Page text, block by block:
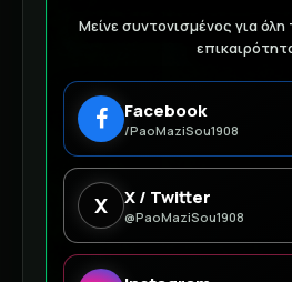
Μείνε συντονισμένος για όλη
Facebook
/PaoMaziSou1908
X X / Twitter
@PaoMaziSou1908